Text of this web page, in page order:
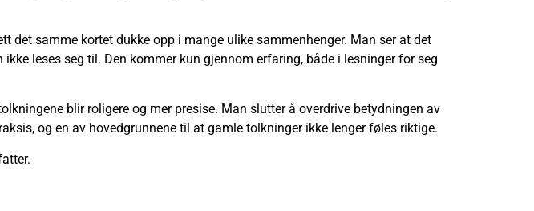
det samme kortet dukke opp i mange ulike sammenhenger. Man ser at det
leses seg til. Den kommer kun gjennom erfaring, både i lesninger for seg
blir roligere og mer presise. Man slutter å overdrive betydningen av
og en av hovedgrunnene til at gamle tolkninger ikke lenger føles riktige.